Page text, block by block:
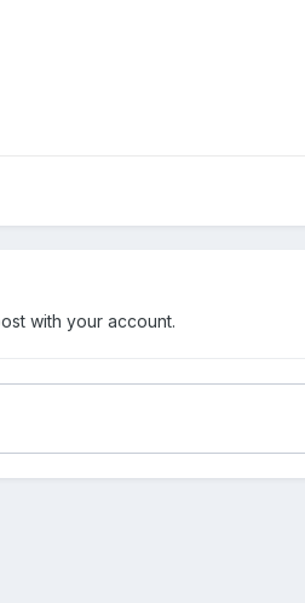
with your account.